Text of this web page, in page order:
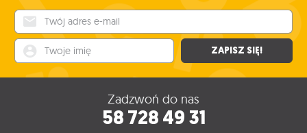
ZAPISZ SIĘ!
Zadzwoń do nas
58 728 49 31